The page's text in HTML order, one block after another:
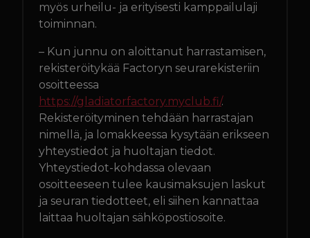
myös urheilu- ja erityisesti kamppailulaji
toiminnan.
– Kun junnu on aloittanut harrastamisen,
rekisteröitykää Factoryn seurarekisteriin
osoitteessa
https://gladiatorfactory.myclub.fi/.
Rekisteröityminen tehdään harrastajan
nimellä, ja lomakkeessa kysytään erikseen
yhteystiedot ja huoltajan tiedot.
Yhteystiedot-kohdassa olevaan
osoitteeseen tulee kausimaksujen laskut
ja seuran tiedotteet, eli siihen kannattaa
laittaa huoltajan sähköpostiosoite.